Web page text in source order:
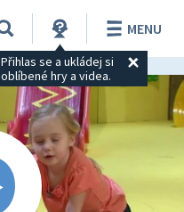
Přihlas se a ukládej si
oblíbené hry a videa.
MENU